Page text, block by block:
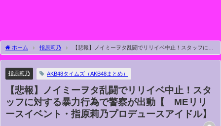
ホーム 指原莉乃
【悲報】ノイミーヲタ乱闘でリリイベ中止！スタッフに対
する暴力行為で警察が出動【≠MEリリースイベント・指原莉乃プロデュースアイド
指原莉乃
AKB48タイムズ（AKB48まとめ）
【悲報】ノイミーヲタ乱闘でリリイベ中止！スタ
ッフに対する暴力行為で警察が出動【≠MEリリ
ースイベント・指原莉乃プロデュースアイドル】